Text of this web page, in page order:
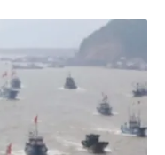
並於2022年達到1.31
的主要來源。儘管如
仍舊興盛。事實上，
約占動物性蛋白質總
相較於牛、羊等畜牧
腸胃發酵會產生大量